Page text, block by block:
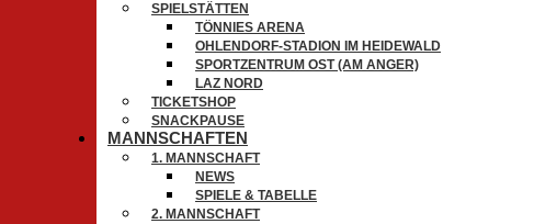
SPIELSTÄTTEN
TÖNNIES ARENA
OHLENDORF-STADION IM HEIDEWALD
SPORTZENTRUM OST (AM ANGER)
LAZ NORD
TICKETSHOP
SNACKPAUSE
MANNSCHAFTEN
1. MANNSCHAFT
NEWS
SPIELE & TABELLE
2. MANNSCHAFT